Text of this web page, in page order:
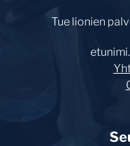
Tue lionien